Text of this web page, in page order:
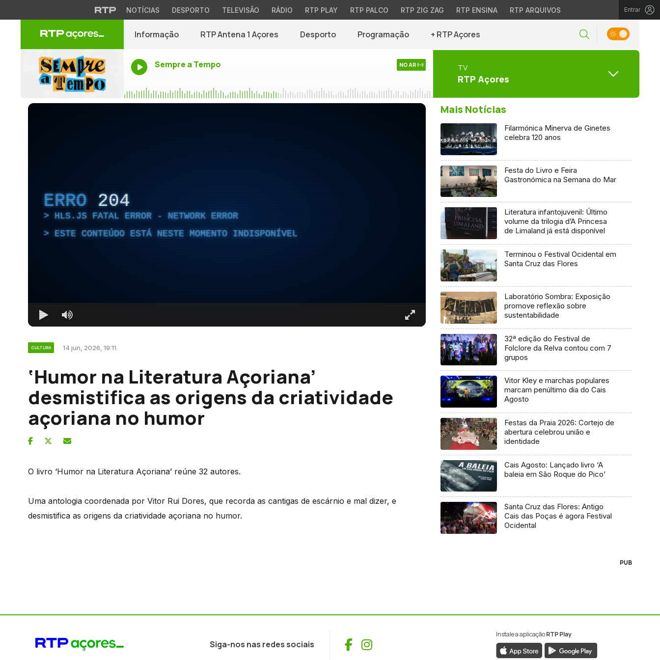
NOTÍCIAS DESPORTO TELEVISÃO RÁDIO RTP PLAY RTP PALCO RTP ZIG ZAG RTP ENSINA RTP ARQUIVOS Entrar
Informação RTP Antena 1 Açores Desporto Programação + RTP Açores
Sempre a Tempo NO AR TV
RTP Açores
ERRO 204
HLS.JS FATAL ERROR - NETWORK ERROR
ESTE CONTEÚDO ESTÁ NESTE MOMENTO INDISPONÍVEL
CULTURA 14 jun, 2026, 19:11
‘Humor na Literatura Açoriana’
desmistifica as origens da criatividade
açoriana no humor
O livro ‘Humor na Literatura Açoriana’ reúne 32 autores.
Uma antologia coordenada por Vitor Rui Dores, que recorda as cantigas de escárnio e mal dizer, e
desmistifica as origens da criatividade açoriana no humor.
Mais Notícias
Filarmónica Minerva de Ginetes
celebra 120 anos
Festa do Livro e Feira
Gastronómica na Semana do Mar
Literatura infantojuvenil: Último
volume da trilogia d’A Princesa
de Limaland já está disponível
Terminou o Festival Ocidental em
Santa Cruz das Flores
Laboratório Sombra: Exposição
promove reflexão sobre
sustentabilidade
32ª edição do Festival de
Folclore da Relva contou com 7
grupos
Vitor Kley e marchas populares
marcam penúltimo dia do Cais
Agosto
Festas da Praia 2026: Cortejo de
abertura celebrou união e
identidade
Cais Agosto: Lançado livro ‘A
baleia em São Roque do Pico’
Santa Cruz das Flores: Antigo
Cais das Poças é agora Festival
Ocidental
PUB
Siga-nos nas redes sociais Facebook
Instagram
Instale a aplicaçãoRTP Play